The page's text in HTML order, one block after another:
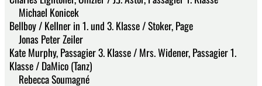
Michael Konicek
Bellboy / Kellner in 1. und 3. Klasse / Stoker, Page
Jonas Peter Zeiler
Kate Murphy, Passagier 3. Klasse / Mrs. Widener, Passagier 1.
Klasse / DaMico (Tanz)
Rebecca Soumagné